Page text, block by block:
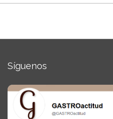
Síguenos